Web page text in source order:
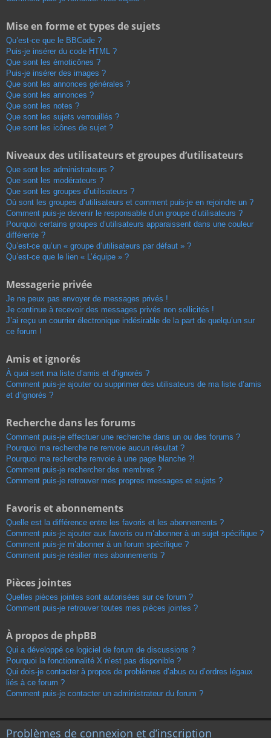
Mise en forme et types de sujets
Qu’est-ce que le BBCode ?
Puis-je insérer du code HTML ?
Que sont les émoticônes ?
Puis-je insérer des images ?
Que sont les annonces générales ?
Que sont les annonces ?
Que sont les notes ?
Que sont les sujets verrouillés ?
Que sont les icônes de sujet ?
Niveaux des utilisateurs et groupes d’utilisateurs
Que sont les administrateurs ?
Que sont les modérateurs ?
Que sont les groupes d’utilisateurs ?
Où sont les groupes d’utilisateurs et comment puis-je en rejoindre un ?
Comment puis-je devenir le responsable d’un groupe d’utilisateurs ?
Pourquoi certains groupes d’utilisateurs apparaissent dans une couleur
différente ?
Qu’est-ce qu’un « groupe d’utilisateurs par défaut » ?
Qu’est-ce que le lien « L’équipe » ?
Messagerie privée
Je ne peux pas envoyer de messages privés !
Je continue à recevoir des messages privés non sollicités !
J’ai reçu un courrier électronique indésirable de la part de quelqu’un sur
ce forum !
Amis et ignorés
À quoi sert ma liste d’amis et d’ignorés ?
Comment puis-je ajouter ou supprimer des utilisateurs de ma liste d’amis
et d’ignorés ?
Recherche dans les forums
Comment puis-je effectuer une recherche dans un ou des forums ?
Pourquoi ma recherche ne renvoie aucun résultat ?
Pourquoi ma recherche renvoie à une page blanche ?!
Comment puis-je rechercher des membres ?
Comment puis-je retrouver mes propres messages et sujets ?
Favoris et abonnements
Quelle est la différence entre les favoris et les abonnements ?
Comment puis-je ajouter aux favoris ou m’abonner à un sujet spécifique ?
Comment puis-je m’abonner à un forum spécifique ?
Comment puis-je résilier mes abonnements ?
Pièces jointes
Quelles pièces jointes sont autorisées sur ce forum ?
Comment puis-je retrouver toutes mes pièces jointes ?
À propos de phpBB
Qui a développé ce logiciel de forum de discussions ?
Pourquoi la fonctionnalité X n’est pas disponible ?
Qui dois-je contacter à propos de problèmes d’abus ou d’ordres légaux
liés à ce forum ?
Comment puis-je contacter un administrateur du forum ?
Problèmes de connexion et d’inscription